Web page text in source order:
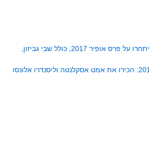
31 סרטים עלילתיים יתחרו על פרס אופיר 2017, כולל שבי גביזון,